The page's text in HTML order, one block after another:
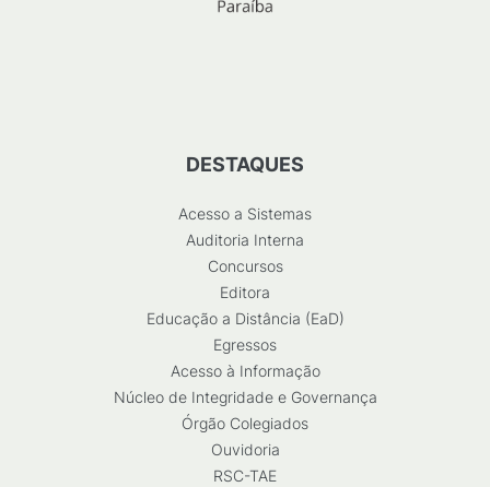
DESTAQUES
Acesso a Sistemas
Auditoria Interna
Concursos
Editora
Educação a Distância (EaD)
Egressos
Acesso à Informação
Núcleo de Integridade e Governança
Órgão Colegiados
Ouvidoria
RSC-TAE